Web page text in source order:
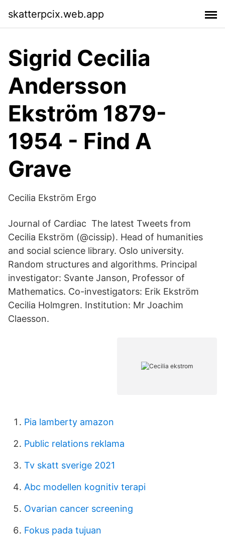
skatterpcix.web.app
Sigrid Cecilia
Andersson
Ekström 1879-
1954 - Find A
Grave
Cecilia Ekström Ergo
Journal of Cardiac The latest Tweets from
Cecilia Ekström (@cissip). Head of humanities
and social science library. Oslo university.
Random structures and algorithms. Principal
investigator: Svante Janson, Professor of
Mathematics. Co-investigators: Erik Ekström
Cecilia Holmgren. Institution: Mr Joachim
Claesson.
Pia lamberty amazon
Public relations reklama
Tv skatt sverige 2021
Abc modellen kognitiv terapi
Ovarian cancer screening
Fokus pada tujuan